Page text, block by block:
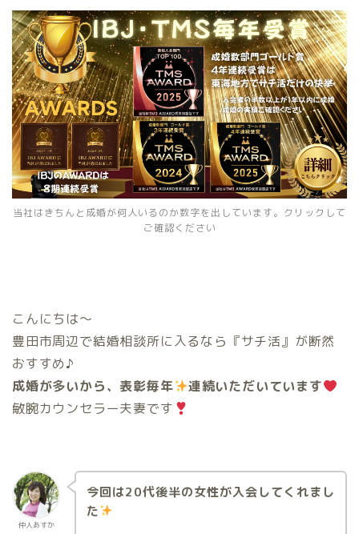
当社はきちんと成婚が何人いるのか数字を出しています。クリックして
ご確認ください
こんにちは〜
豊田市周辺で結婚相談所に入るなら『サチ活』が断然
おすすめ♪
成婚が多いから、表彰毎年
連続いただいています
敏腕カウンセラー夫妻です
仲人あすか
今回は20代後半の女性が入会してくれまし
た